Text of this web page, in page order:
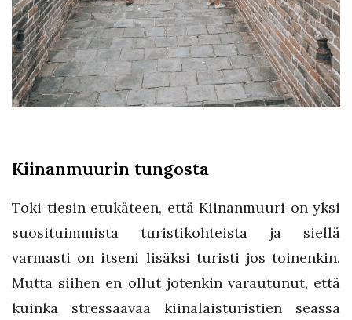
Kiinanmuurin tungosta
Toki tiesin etukäteen, että Kiinanmuuri on yksi
suosituimmista turistikohteista ja siellä
varmasti on itseni lisäksi turisti jos toinenkin.
Mutta siihen en ollut jotenkin varautunut, että
kuinka stressaavaa kiinalaisturistien seassa